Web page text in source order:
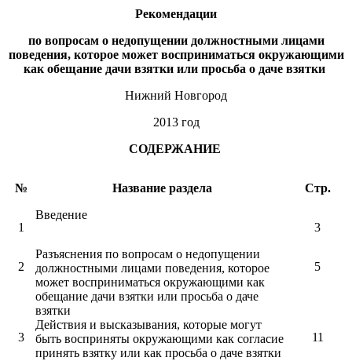
Рекомендации
по вопросам о недопущении должностными лицами
поведения, которое может восприниматься окружающими
как обещание дачи взятки или просьба о даче взятки
Нижний Новгород
2013 год
СОДЕРЖАНИЕ
№ Название раздела Стр.
1
Введение
3
2
Разъяснения по вопросам о недопущении
должностными лицами поведения, которое
может восприниматься окружающими как
обещание дачи взятки или просьба о даче
взятки
5
3
Действия и высказывания, которые могут
быть восприняты окружающими как согласие
принять взятку или как просьба о даче взятки
11